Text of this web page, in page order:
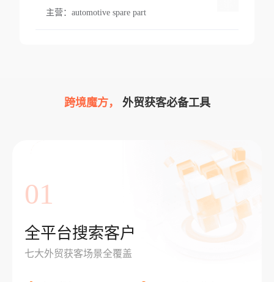
主营： automotive spare part
跨境魔方， 外贸获客必备工具
01
全平台搜索客户
七大外贸获客场景全覆盖